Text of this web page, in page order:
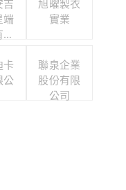
吉
端
旭曜製衣
實業
卡
公
聯泉企業
股份有限
公司